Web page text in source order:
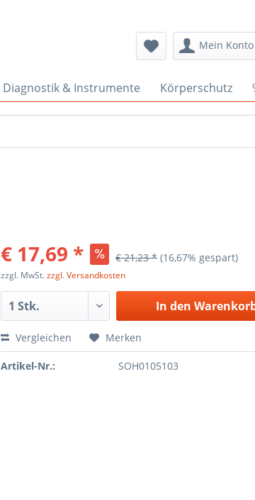
Mein Konto
Diagnostik & Instrumente Körperschutz
€ 17,69 * € 21,23 * (16,67% gespart)
zzgl. MwSt.zzgl. Versandkosten
In den
Vergleichen Merken
Artikel-Nr.: SOH0105103